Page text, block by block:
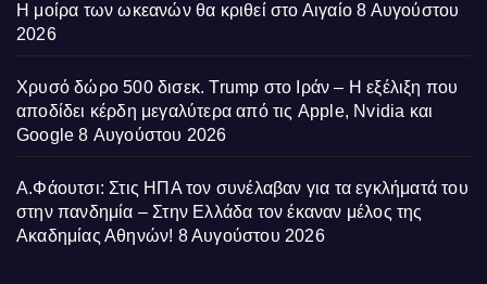
Η μοίρα των ωκεανών θα κριθεί στο Αιγαίο 8 Αυγούστου
2026
Χρυσό δώρο 500 δισεκ. Trump στο Ιράν – Η εξέλιξη που
αποδίδει κέρδη μεγαλύτερα από τις Apple, Nvidia και
Google 8 Αυγούστου 2026
Α.Φάουτσι: Στις ΗΠΑ τον συνέλαβαν για τα εγκλήματά του
στην πανδημία – Στην Ελλάδα τον έκαναν μέλος της
Ακαδημίας Αθηνών! 8 Αυγούστου 2026